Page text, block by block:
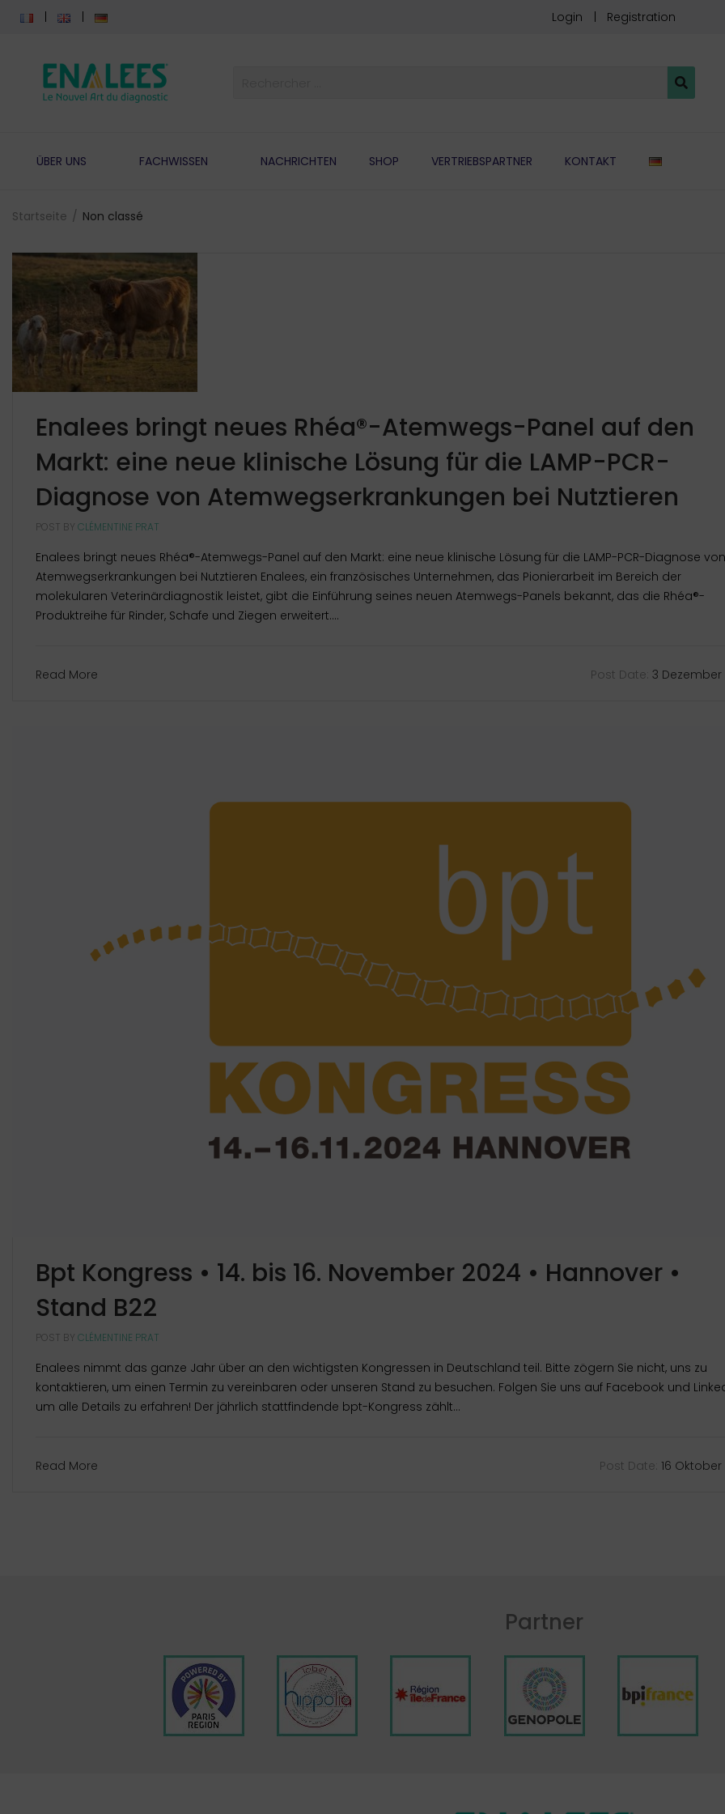
Login Registration
ÜBER UNS FACHWISSEN NACHRICHTEN SHOP VERTRIEBSPARTNER KONTAKT
Startseite Non classé
Enalees bringt neues Rhéa®-Atemwegs-Panel auf den
Markt: eine neue klinische Lösung für die LAMP-PCR-
Diagnose von Atemwegserkrankungen bei Nutztieren
POST BY CLÉMENTINE PRAT
Enalees bringt neues Rhéa®-Atemwegs-Panel auf den Markt: eine neue klinische Lösung für die LAMP-PCR-Diagnose von
Atemwegserkrankungen bei Nutztieren Enalees, ein französisches Unternehmen, das Pionierarbeit im Bereich der
molekularen Veterinärdiagnostik leistet, gibt die Einführung seines neuen Atemwegs-Panels bekannt, das die Rhéa®-
Produktreihe für Rinder, Schafe und Ziegen erweitert....
Read More Post Date: 3 Dezember
Bpt Kongress • 14. bis 16. November 2024 • Hannover •
Stand B22
POST BY CLÉMENTINE PRAT
Enalees nimmt das ganze Jahr über an den wichtigsten Kongressen in Deutschland teil. Bitte zögern Sie nicht, uns zu
kontaktieren, um einen Termin zu vereinbaren oder unseren Stand zu besuchen. Folgen Sie uns auf Facebook und
um alle Details zu erfahren! Der jährlich stattfindende bpt-Kongress zählt...
Read More Post Date: 16
Partner